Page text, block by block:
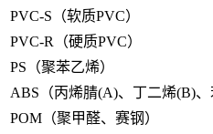
PVC-S（软质PVC）
PVC-R（硬质PVC）
PS（聚苯乙烯）
ABS（丙烯腈(A)、丁二烯(B)、
POM（聚甲醛、赛钢）